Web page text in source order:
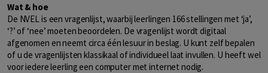
Wat & hoe
De NVEL is een vragenlijst, waarbij leerlingen 166 stellingen met ‘ja’,
‘?’ of ‘nee’ moeten beoordelen. De vragenlijst wordt digitaal
afgenomen en neemt circa één lesuur in beslag. U kunt zelf bepalen
of u de vragenlijsten klassikaal of individueel laat invullen. U heeft wel
voor iedere leerling een computer met internet nodig.